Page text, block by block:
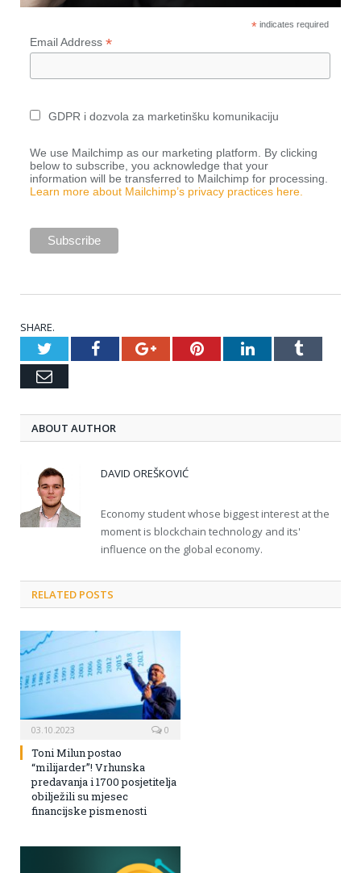
*indicates required
Email Address *
GDPR i dozvola za marketinšku komunikaciju
We use Mailchimp as our marketing platform. By clicking
below to subscribe, you acknowledge that your
information will be transferred to Mailchimp for processing.
Learn more about Mailchimp’s privacy practices here.
SHARE.
TwitterFacebookGoogle+PinterestLinkedInTumblr
Email
ABOUT AUTHOR
DAVID OREŠKOVIĆ
Economy student whose biggest interest at the
moment is blockchain technology and its'
influence on the global economy.
RELATED POSTS
03.10.2023 0
Toni Milun postao
“milijarder”! Vrhunska
predavanja i 1700 posjetitelja
obilježili su mjesec
financijske pismenosti